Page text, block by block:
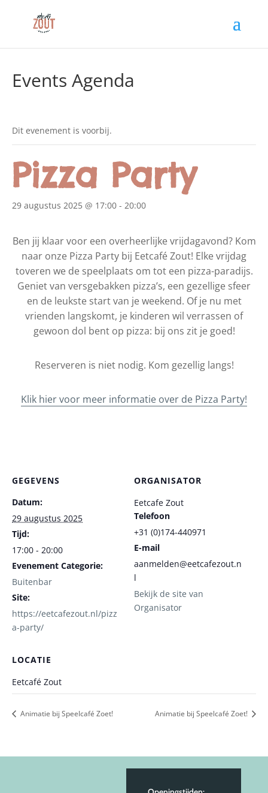
Events Agenda
Dit evenement is voorbij.
Pizza Party
29 augustus 2025 @ 17:00 - 20:00
Ben jij klaar voor een overheerlijke vrijdagavond? Kom
naar onze Pizza Party bij Eetcafé Zout! Elke vrijdag
toveren we de speelplaats om tot een pizza-paradijs.
Geniet van versgebakken pizza’s, een gezellige sfeer
en de leukste start van je weekend. Of je nu met
vrienden langskomt, je kinderen wil verrassen of
gewoon dol bent op pizza: bij ons zit je goed!
Reserveren is niet nodig. Kom gezellig langs!
Klik hier voor meer informatie over de Pizza Party!
GEGEVENS
Datum:
29 augustus 2025
Tijd:
17:00 - 20:00
Evenement Categorie:
Buitenbar
Site:
https://eetcafezout.nl/pizz
a-party/
ORGANISATOR
Eetcafe Zout
Telefoon
+31 (0)174-440971
E-mail
aanmelden@eetcafezout.n
l
Bekijk de site van
Organisator
LOCATIE
Eetcafé Zout
Animatie bij Speelcafé Zoet! Animatie bij Speelcafé Zoet!